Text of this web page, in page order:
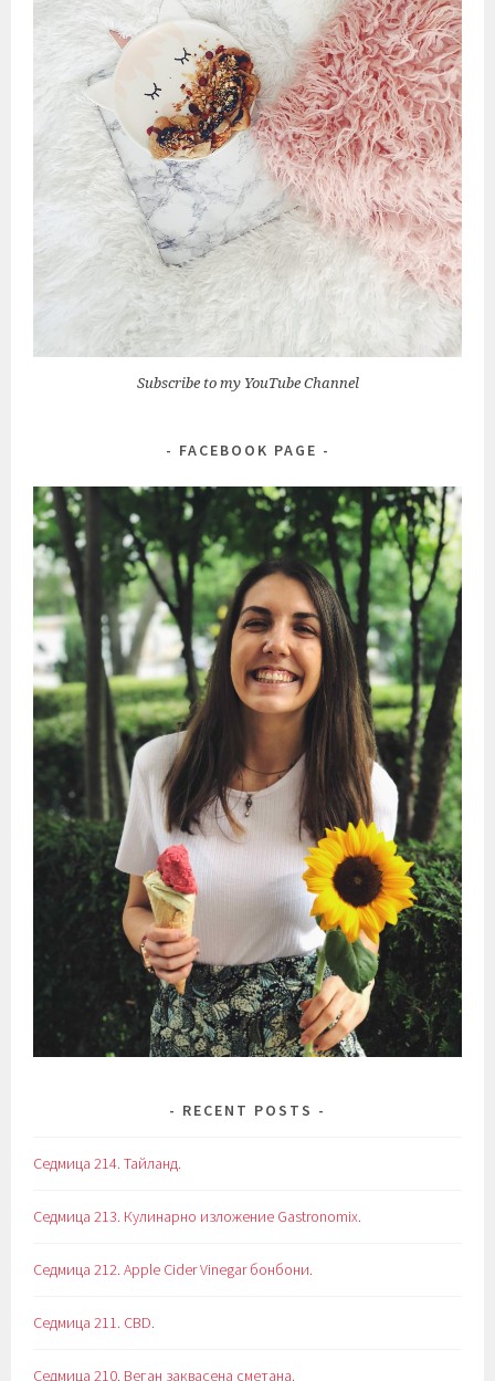
Subscribe to my YouTube Channel
FACEBOOK PAGE
RECENT POSTS
Седмица 214. Тайланд.
Седмица 213. Кулинарно изложение Gastronomix.
Седмица 212. Apple Cider Vinegar бонбони.
Седмица 211. CBD.
Седмица 210. Веган заквасена сметана.